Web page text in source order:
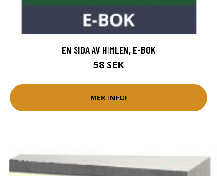
EN SIDA AV HIMLEN, E-BOK
58 SEK
MER INFO!